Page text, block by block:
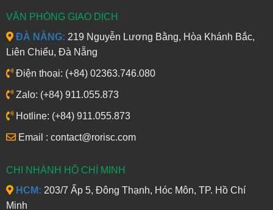
VĂN PHÒNG GIAO DỊCH
ĐÀ NẴNG: 219 Nguyễn Lương Bằng, Hòa Khánh Bắc,
Liên Chiểu, Đà Nẵng
Điện thoại: (+84) 02363.746.080
Zalo: (+84) 911.055.873
Hotline: (+84) 911.055.873
Email : contact@rorisc.com
CHI NHÁNH HỒ CHÍ MINH
HCM: 203/7 Ấp 5, Đông Thạnh, Hóc Môn, TP. Hồ Chí
Minh